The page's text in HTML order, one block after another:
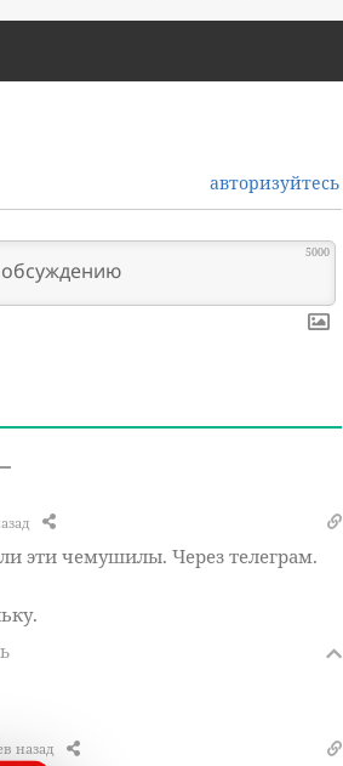
авторизуйтесь
5000
эти чемушилы. Через телеграм.
назад